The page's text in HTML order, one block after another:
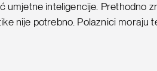
umjetne inteligencije. Prethodno
nije potrebno. Polaznici moraju